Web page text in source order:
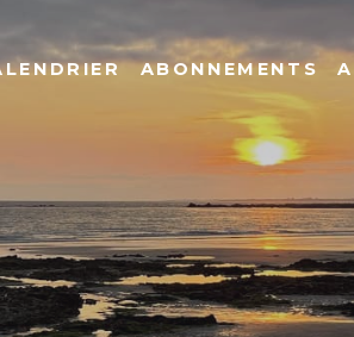
ABONNEMENTS